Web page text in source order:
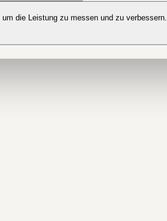
die Leistung zu messen und zu verbessern.